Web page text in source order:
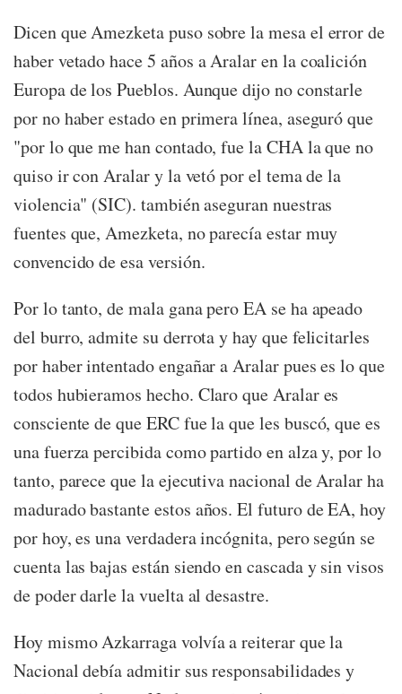
Dicen que Amezketa puso sobre la mesa el error de
haber vetado hace 5 años a Aralar en la coalición
Europa de los Pueblos. Aunque dijo no constarle
por no haber estado en primera línea, aseguró que
"por lo que me han contado, fue la CHA la que no
quiso ir con Aralar y la vetó por el tema de la
violencia" (SIC). también aseguran nuestras
fuentes que, Amezketa, no parecía estar muy
convencido de esa versión.
Por lo tanto, de mala gana pero EA se ha apeado
del burro, admite su derrota y hay que felicitarles
por haber intentado engañar a Aralar pues es lo que
todos hubieramos hecho. Claro que Aralar es
consciente de que ERC fue la que les buscó, que es
una fuerza percibida como partido en alza y, por lo
tanto, parece que la ejecutiva nacional de Aralar ha
madurado bastante estos años. El futuro de EA, hoy
por hoy, es una verdadera incógnita, pero según se
cuenta las bajas están siendo en cascada y sin visos
de poder darle la vuelta al desastre.
Hoy mismo Azkarraga volvía a reiterar que la
Nacional debía admitir sus responsabilidades y